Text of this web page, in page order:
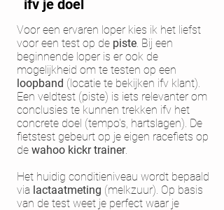
ifv je doel
Voor een ervaren loper kies ik het liefst
voor een test op de piste. Bij een
beginnende loper is er ook de
mogelijkheid om te testen op een
loopband (locatie te bekijken ifv klant).
Een veldtest (piste) is iets relevanter om
conclusies te kunnen trekken ifv het
concrete doel (tempo's, hartslagen). De
fietstest gebeurt op je eigen racefiets op
de wahoo kickr trainer.
Het huidig conditieniveau wordt bepaald
via lactaatmeting (melkzuur). Op basis
van de test weet je perfect waar je